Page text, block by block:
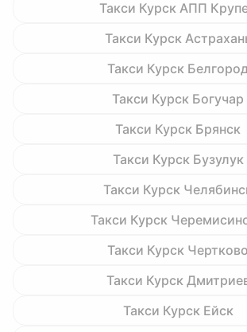
Такси Курск АПП
Такси Курск
Такси Курск
Такси Курск Богучар
Такси Курск Брянск
Такси Курск Бузулук
Такси Курск
Такси Курск
Такси Курск Чертково
Такси Курск
Такси Курск Ейск